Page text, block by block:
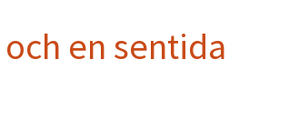
en sentida